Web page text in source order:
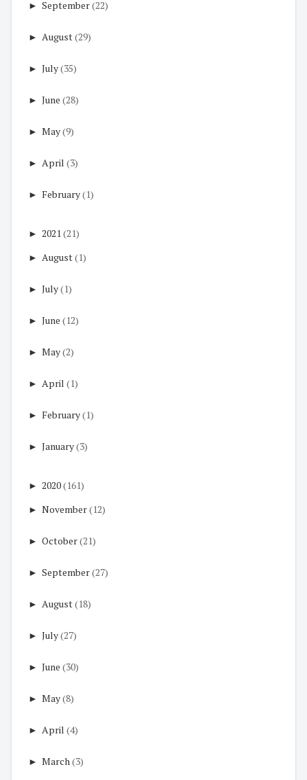
► September(22)
► August(29)
► July(35)
► June (28)
► May(9)
► April (3)
► February(1)
► 2021 (21)
► August(1)
► July(1)
► June (12)
► May(2)
► April (1)
► February(1)
► January(3)
► 2020(161)
► November(12)
► October(21)
► September(27)
► August(18)
► July(27)
► June (30)
► May(8)
► April (4)
► March(3)